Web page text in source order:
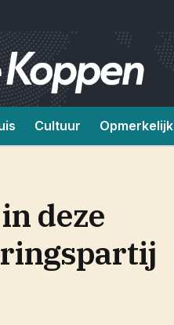
Cultuur Opmerkelijk
deze